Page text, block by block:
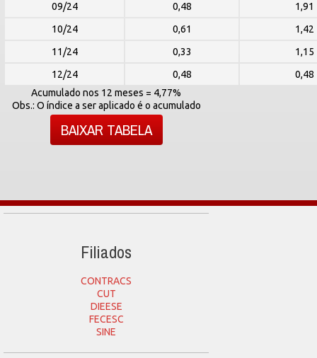
09/24
0,48
1,91
10/24
0,61
1,42
11/24
0,33
1,15
12/24
0,48
0,48
Acumulado nos 12 meses = 4,77%
Obs.: O índice a ser aplicado é o acumulado
BAIXAR TABELA
Filiados
CONTRACS
CUT
DIEESE
FECESC
SINE